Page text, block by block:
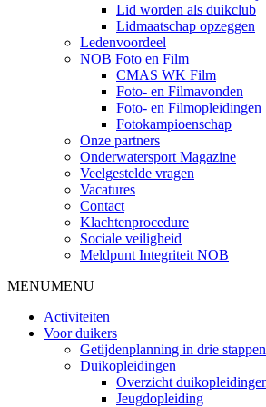
Lid worden als duikclub
Lidmaatschap opzeggen
Ledenvoordeel
NOB Foto en Film
CMAS WK Film
Foto- en Filmavonden
Foto- en Filmopleidingen
Fotokampioenschap
Onze partners
Onderwatersport Magazine
Veelgestelde vragen
Vacatures
Contact
Klachtenprocedure
Sociale veiligheid
Meldpunt Integriteit NOB
MENUMENU
Activiteiten
Voor duikers
Getijdenplanning in drie stappen
Duikopleidingen
Overzicht
Jeugdopleiding